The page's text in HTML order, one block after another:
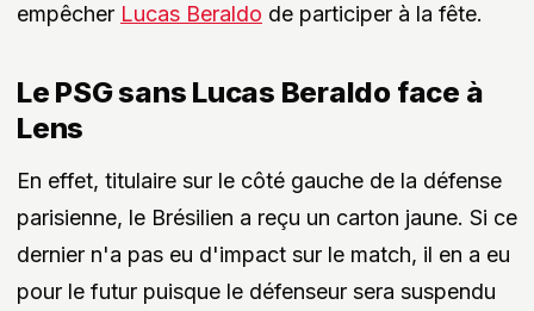
empêcher Lucas Beraldo de participer à la fête.
Le PSG sans Lucas Beraldo face à
Lens
En effet, titulaire sur le côté gauche de la défense
parisienne, le Brésilien a reçu un carton jaune. Si ce
dernier n'a pas eu d'impact sur le match, il en a eu
pour le futur puisque le défenseur sera suspendu